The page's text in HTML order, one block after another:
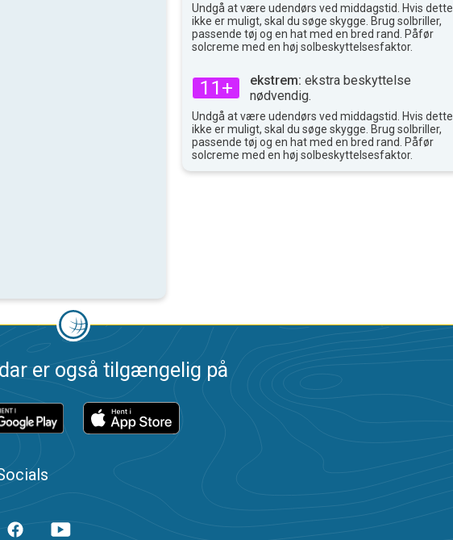
Undgå at være udendørs ved middagstid. Hvis dette
ikke er muligt, skal du søge skygge. Brug solbriller,
passende tøj og en hat med en bred rand. Påfør
solcreme med en høj solbeskyttelsesfaktor.
11+ ekstrem: ekstra beskyttelse
nødvendig.
Undgå at være udendørs ved middagstid. Hvis dette
ikke er muligt, skal du søge skygge. Brug solbriller,
passende tøj og en hat med en bred rand. Påfør
solcreme med en høj solbeskyttelsesfaktor.
er også tilgængelig på